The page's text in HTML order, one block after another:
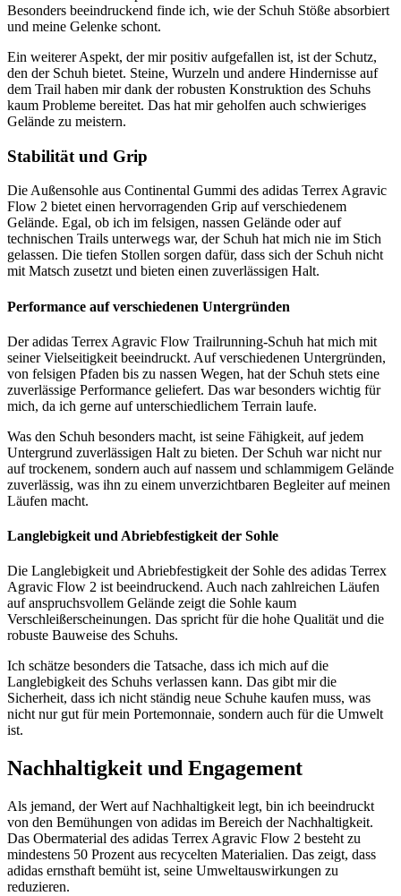
Besonders beeindruckend finde ich, wie der Schuh Stöße absorbiert
und meine Gelenke schont.
Ein weiterer Aspekt, der mir positiv aufgefallen ist, ist der Schutz,
den der Schuh bietet. Steine, Wurzeln und andere Hindernisse auf
dem Trail haben mir dank der robusten Konstruktion des Schuhs
kaum Probleme bereitet. Das hat mir geholfen auch schwieriges
Gelände zu meistern.
Stabilität und Grip
Die Außensohle aus Continental Gummi des adidas Terrex Agravic
Flow 2 bietet einen hervorragenden Grip auf verschiedenem
Gelände. Egal, ob ich im felsigen, nassen Gelände oder auf
technischen Trails unterwegs war, der Schuh hat mich nie im Stich
gelassen. Die tiefen Stollen sorgen dafür, dass sich der Schuh nicht
mit Matsch zusetzt und bieten einen zuverlässigen Halt.
Performance auf verschiedenen Untergründen
Der adidas Terrex Agravic Flow Trailrunning-Schuh hat mich mit
seiner Vielseitigkeit beeindruckt. Auf verschiedenen Untergründen,
von felsigen Pfaden bis zu nassen Wegen, hat der Schuh stets eine
zuverlässige Performance geliefert. Das war besonders wichtig für
mich, da ich gerne auf unterschiedlichem Terrain laufe.
Was den Schuh besonders macht, ist seine Fähigkeit, auf jedem
Untergrund zuverlässigen Halt zu bieten. Der Schuh war nicht nur
auf trockenem, sondern auch auf nassem und schlammigem Gelände
zuverlässig, was ihn zu einem unverzichtbaren Begleiter auf meinen
Läufen macht.
Langlebigkeit und Abriebfestigkeit der Sohle
Die Langlebigkeit und Abriebfestigkeit der Sohle des adidas Terrex
Agravic Flow 2 ist beeindruckend. Auch nach zahlreichen Läufen
auf anspruchsvollem Gelände zeigt die Sohle kaum
Verschleißerscheinungen. Das spricht für die hohe Qualität und die
robuste Bauweise des Schuhs.
Ich schätze besonders die Tatsache, dass ich mich auf die
Langlebigkeit des Schuhs verlassen kann. Das gibt mir die
Sicherheit, dass ich nicht ständig neue Schuhe kaufen muss, was
nicht nur gut für mein Portemonnaie, sondern auch für die Umwelt
ist.
Nachhaltigkeit und Engagement
Als jemand, der Wert auf Nachhaltigkeit legt, bin ich beeindruckt
von den Bemühungen von adidas im Bereich der Nachhaltigkeit.
Das Obermaterial des adidas Terrex Agravic Flow 2 besteht zu
mindestens 50 Prozent aus recycelten Materialien. Das zeigt, dass
adidas ernsthaft bemüht ist, seine Umweltauswirkungen zu
reduzieren.